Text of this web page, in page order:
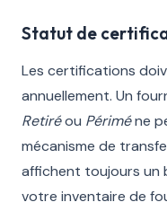
Statut de
Les certifications
annuellement. Un
Retiréou Périméne
mécanisme de
affichent toujours un
votre inventaire de